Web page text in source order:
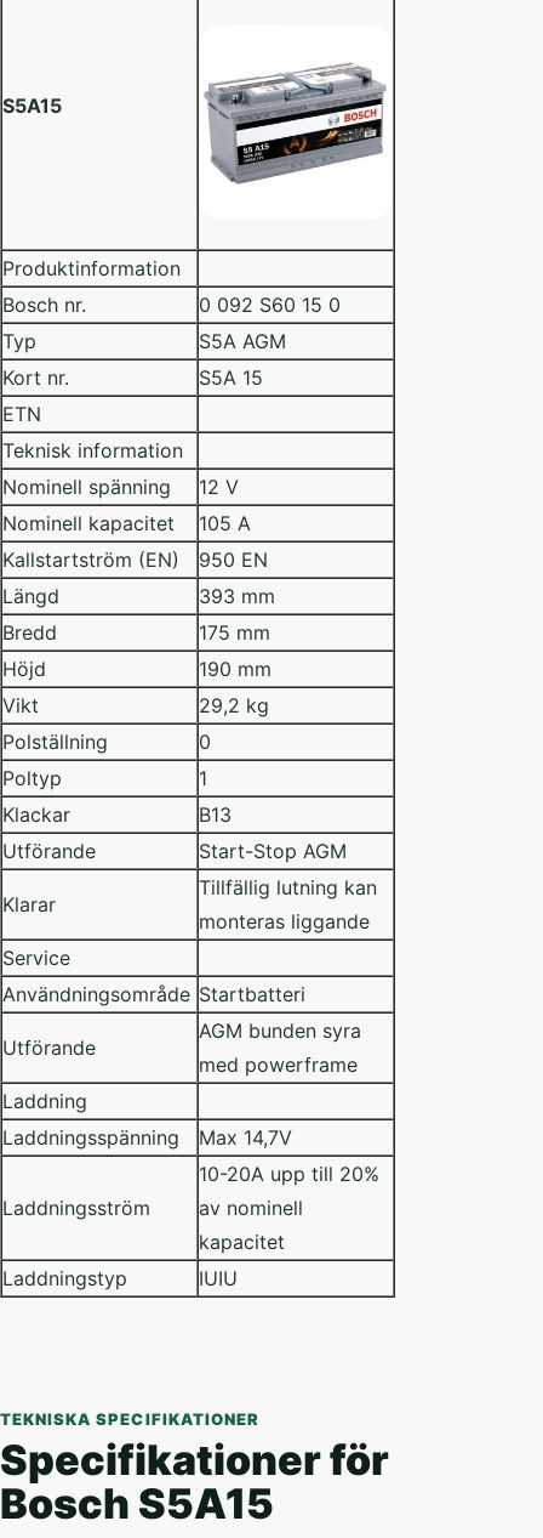
S5A15
Produktinformation
Bosch nr.
0 092 S60 15 0
Typ
S5A AGM
Kort nr.
S5A 15
ETN
Teknisk information
Nominell spänning
12 V
Nominell kapacitet
105 A
Kallstartström (EN)
950 EN
Längd
393 mm
Bredd
175 mm
Höjd
190 mm
Vikt
29,2 kg
Polställning
0
Poltyp
1
Klackar
B13
Utförande
Start-Stop AGM
Klarar
Tillfällig lutning kan
monteras liggande
Service
Användningsområde Startbatteri
Utförande
AGM bunden syra
med powerframe
Laddning
Laddningsspänning
Max 14,7V
Laddningsström
10-20A upp till 20%
av nominell
kapacitet
Laddningstyp
IUIU
TEKNISKA SPECIFIKATIONER
Specifikationer för
Bosch S5A15